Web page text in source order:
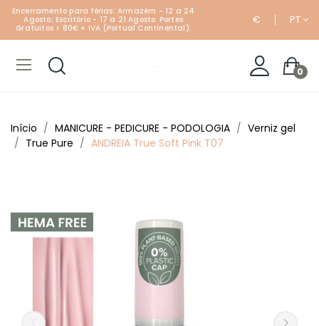
Encerramento para férias: Armazém - 12 a 24
Agosto; Escritório - 17 a 21 Agosto. Portes
Gratuitos > 80€ + IVA (Portual Continental).
€ PT
0
Início MANICURE - PEDICURE - PODOLOGIA
Verniz gel
True Pure
ANDREIA True Soft Pink T07